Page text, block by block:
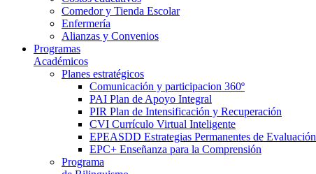
Comedor y Tienda Escolar
Enfermería
Alianzas y Convenios
Programas
Académicos
Planes estratégicos
Comunicación y participacion 360º
PAI Plan de Apoyo Integral
PIR Plan de Intensificación y Recuperación
CVI Currículo Virtual Inteligente
EPEASDD Estrategias Permanentes de Evaluación
EPC+ Enseñanza para la Comprensión
Programa